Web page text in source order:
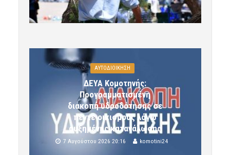
ΑΥΤΟΔΙΟΙΚΗΣΗ
ΔΕΥΑ Κομοτηνής:
Προγραμματισμένη
διακοπή υδροδότησης σε
πέντε οικισμούς λόγω
αυξημένης κατανάλωσης
7 Αυγούστου 2026 20:16 komotini24